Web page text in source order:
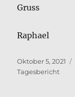
Gruss
Raphael
Veröffentlicht
am
Oktober 5, 2021
Tagesbericht